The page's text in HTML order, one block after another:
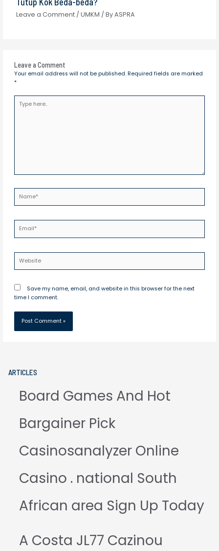
Leave a Comment /UMKM / ByASPRA
Leave a Comment
Your email address will not be published. Required fields are marked
*
here..
Save my name, email, and website in this browser for the next
time I comment.
ARTICLES
Board Games And Hot
Bargainer Pick
Casinosanalyzer Online
Casino . national South
African area Sign Up Today
A Costa JL77 Cazinou